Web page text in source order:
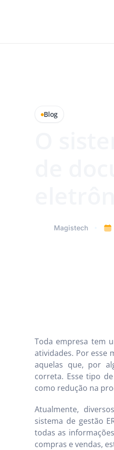
Blog
Magistech
Toda empresa tem
atividades. Por esse
aquelas que, por
correta. Esse tipo
como redução na
Atualmente,
sistema de gestão
todas as
compras e vendas,